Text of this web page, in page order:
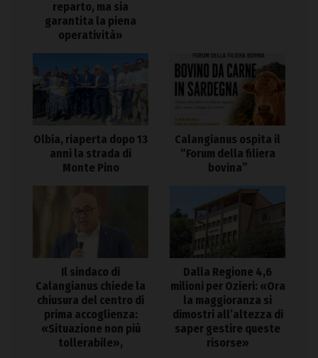
reparto, ma sia
garantita la piena
operatività»
Olbia, riaperta dopo 13
anni la strada di
Monte Pino
Calangianus ospita il
“Forum della filiera
bovina”
Il sindaco di
Calangianus chiede la
chiusura del centro di
prima accoglienza:
«Situazione non più
tollerabile»,
Dalla Regione 4,6
milioni per Ozieri: «Ora
la maggioranza si
dimostri all’altezza di
saper gestire queste
risorse»